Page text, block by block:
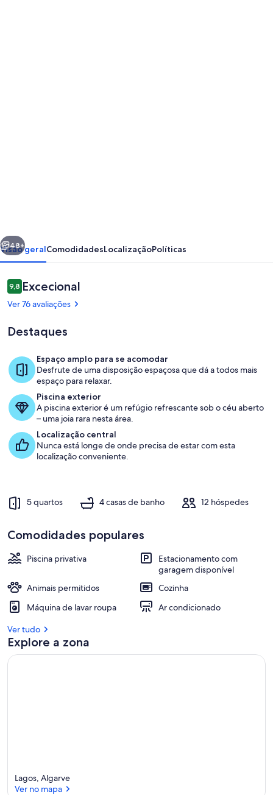
praia
com
piscina
privativa
vista
mar
&
Beach
Terraço/pátio interior
Seguinte
48+
Visão geralComodidadesLocalizaçãoPolíticas
Avaliações
9,89,8 em 10
Excecional
Ver 76 avaliações
Destaques
Espaço amplo para se acomodar
Desfrute de uma disposição espaçosa que dá a todos mais
espaço para relaxar.
Piscina exterior
A piscina exterior é um refúgio refrescante sob o céu aberto
– uma joia rara nesta área.
Localização central
Nunca está longe de onde precisa de estar com esta
localização conveniente.
5 quartos 4 casas de banho 12 hóspedes
Comodidades populares
Piscina privativa
Estacionamento com
garagem disponível
Animais permitidos
Cozinha
Máquina de lavar roupa
Ar condicionado
Ver tudo
Explore a zona
Lagos, Algarve
Ver no mapa